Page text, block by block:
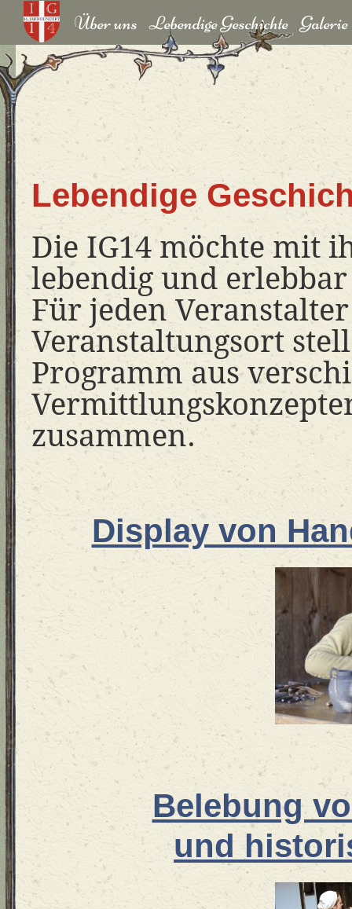
Über uns Lebendige Geschichte Galerie
Lebendige
Die IG14 möchte mit
lebendig und
Für jeden
Veranstaltungsort
Programm aus
zusammen.
Display von
Belebung
und